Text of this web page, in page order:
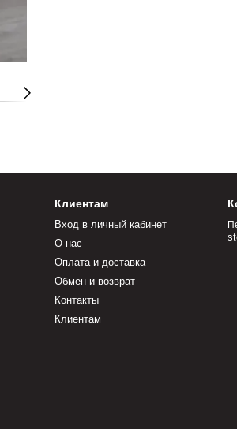
Клиентам
Вход в личный кабинет
О нас
Оплата и доставка
Обмен и возврат
Контакты
Клиентам